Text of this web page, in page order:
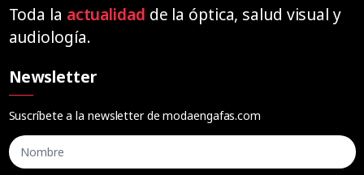
Toda la actualidad de la óptica, salud visual y
audiología.
Newsletter
Suscríbete a la newsletter de modaengafas.com